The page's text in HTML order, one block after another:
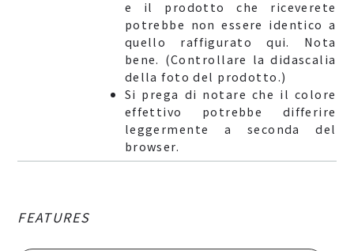
e il prodotto che riceverete
potrebbe non essere identico a
quello raffigurato qui. Nota
bene. (Controllare la didascalia
della foto del prodotto.)
Si prega di notare che il colore
effettivo potrebbe differire
leggermente a seconda del
browser.
FEATURES